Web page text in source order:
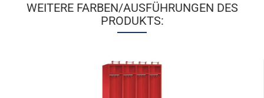
WEITERE FARBEN/AUSFÜHRUNGEN DES
PRODUKTS: